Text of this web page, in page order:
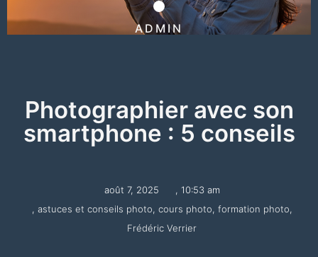
ADMIN
Photographier avec son
smartphone : 5 conseils
août 7, 2025 , 10:53 am
, astuces et conseils photo, cours photo, formation photo,
Frédéric Verrier